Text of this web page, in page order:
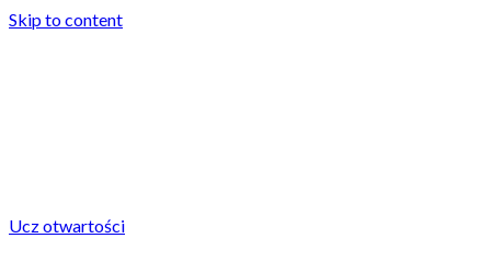
Skip to content
Ucz otwartości